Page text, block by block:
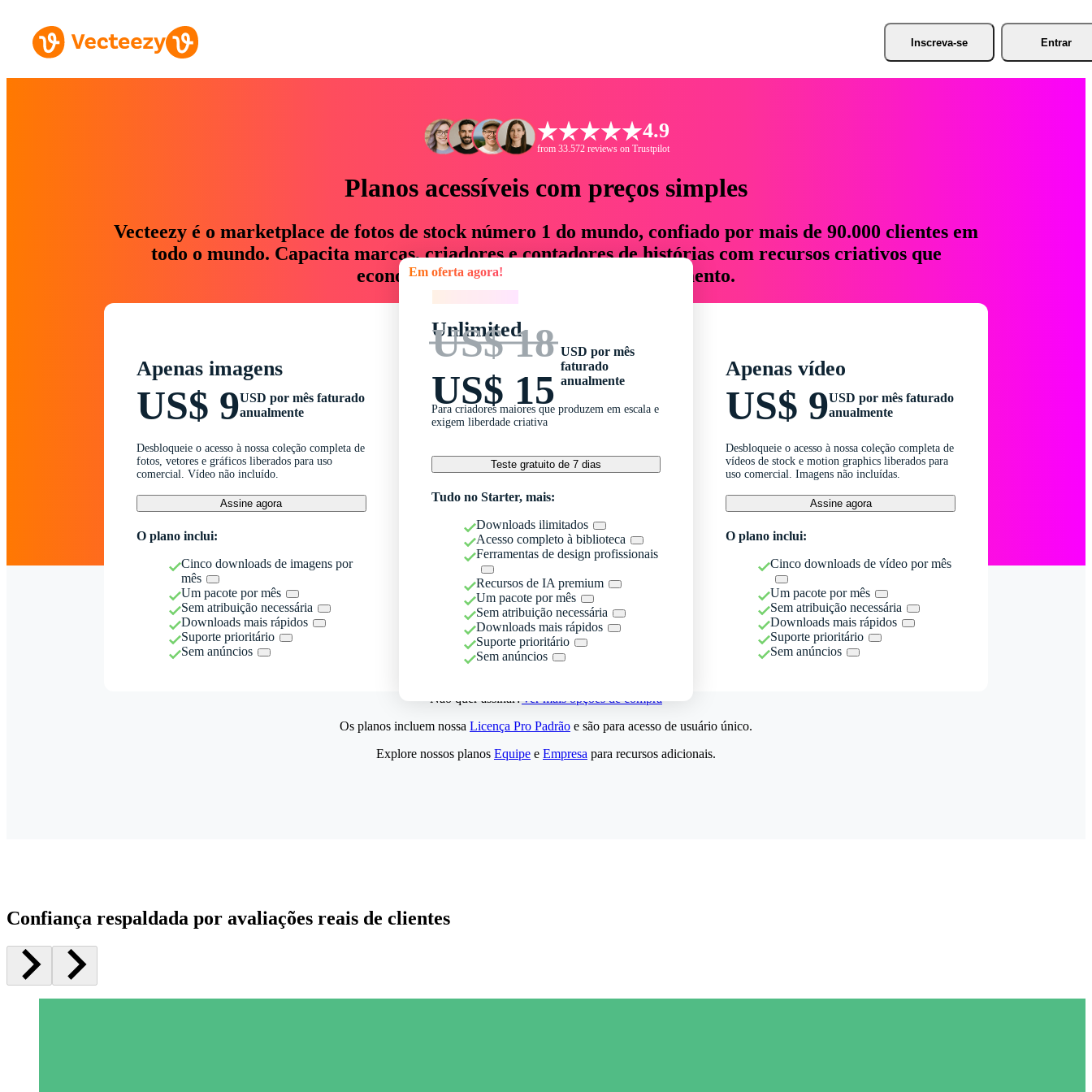
Inscreva-se Entrar
4.9
from 33.572 reviews on Trustpilot
Planos acessíveis com preços simples
Vecteezy é o marketplace de fotos de stock número 1 do mundo, confiado por mais de 90.000 clientes em
todo o mundo. Capacita marcas, criadores e contadores de histórias com recursos criativos que
economizam até 76% em tempo e orçamento.
Apenas imagens
US$ 9USD por mês faturado
anualmente
Desbloqueie o acesso à nossa coleção completa de
fotos, vetores e gráficos liberados para uso
comercial. Vídeo não incluído.
Assine agora
O plano inclui:
Cinco downloads de imagens por
mês
Um pacote por mês
Sem atribuição necessária
Downloads mais rápidos
Suporte prioritário
Sem anúncios
Em oferta agora!
Unlimited
US$ 18
US$ 15
USD por mês
faturado
anualmente
Para criadores maiores que produzem em escala e
exigem liberdade criativa
Teste gratuito de 7 dias
Tudo no Starter, mais:
Downloads ilimitados
Acesso completo à biblioteca
Ferramentas de design profissionais
Recursos de IA premium
Um pacote por mês
Sem atribuição necessária
Downloads mais rápidos
Suporte prioritário
Sem anúncios
Apenas vídeo
US$ 9USD por mês faturado
anualmente
Desbloqueie o acesso à nossa coleção completa de
vídeos de stock e motion graphics liberados para
uso comercial. Imagens não incluídas.
Assine agora
O plano inclui:
Cinco downloads de vídeo por mês
Um pacote por mês
Sem atribuição necessária
Downloads mais rápidos
Suporte prioritário
Sem anúncios
Não quer assinar?Ver mais opções de compra
Os planos incluem nossa Licença Pro Padrão e são para acesso de usuário único.
Explore nossos planos Equipe e Empresa para recursos adicionais.
Confiança respaldada por avaliações reais de clientes